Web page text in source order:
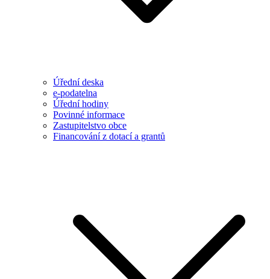
Úřední deska
e-podatelna
Úřední hodiny
Povinné informace
Zastupitelstvo obce
Financování z dotací a grantů